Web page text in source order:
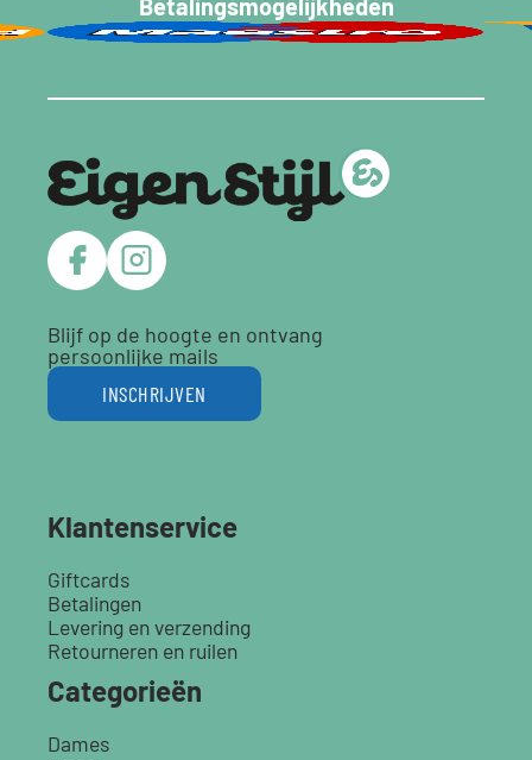
Betalingsmogelijkheden
Blijf op de hoogte en ontvang
persoonlijke mails
INSCHRIJVEN
Klantenservice
Giftcards
Betalingen
Levering en verzending
Retourneren en ruilen
Categorieën
Dames